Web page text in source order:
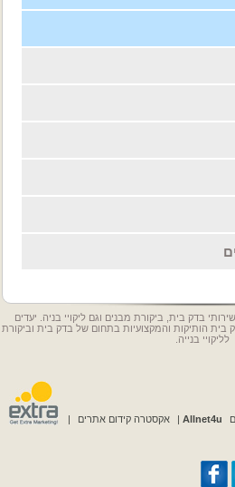
בדק בית, ביקורת מבנים וגם ליקויי בניה. יעדים
הותיקות והמקצועיות בתחום של בדק בית וביקורת
לליקויי בנייה.
Allnet4u
| אקסטרה קידום אתרים |